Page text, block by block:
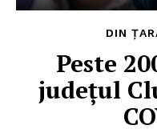
DIN
Peste
județul